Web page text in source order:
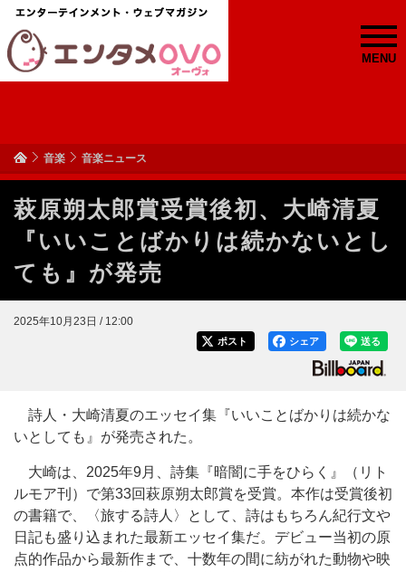
MENU
音楽 音楽ニュース
萩原朔太郎賞受賞後初、大崎清夏
『いいことばかりは続かないとし
ても』が発売
2025年10月23日 / 12:00
送る
シェア
ポスト
詩人・大崎清夏のエッセイ集『いいことばかりは続かな
いとしても』が発売された。
大崎は、2025年9月、詩集『暗闇に手をひらく』（リト
ルモア刊）で第33回萩原朔太郎賞を受賞。本作は受賞後初
の書籍で、〈旅する詩人〉として、詩はもちろん紀行文や
日記も盛り込まれた最新エッセイ集だ。デビュー当初の原
点的作品から最新作まで、十数年の間に紡がれた動物や映